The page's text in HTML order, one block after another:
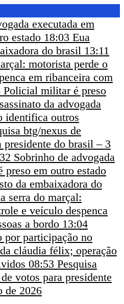
executada em
estado 18:03 Eua
do brasil 13:11
motorista perde o
em ribanceira com
Policial militar é preso
da advogada
identifica outros
btg/nexus de
presidente do brasil – 3
Sobrinho de advogada
preso em outro estado
da embaixadora do
serra do marçal:
e veículo despenca
a bordo 13:04
participação no
cláudia félix; operação
08:53 Pesquisa
votos para presidente
de 2026